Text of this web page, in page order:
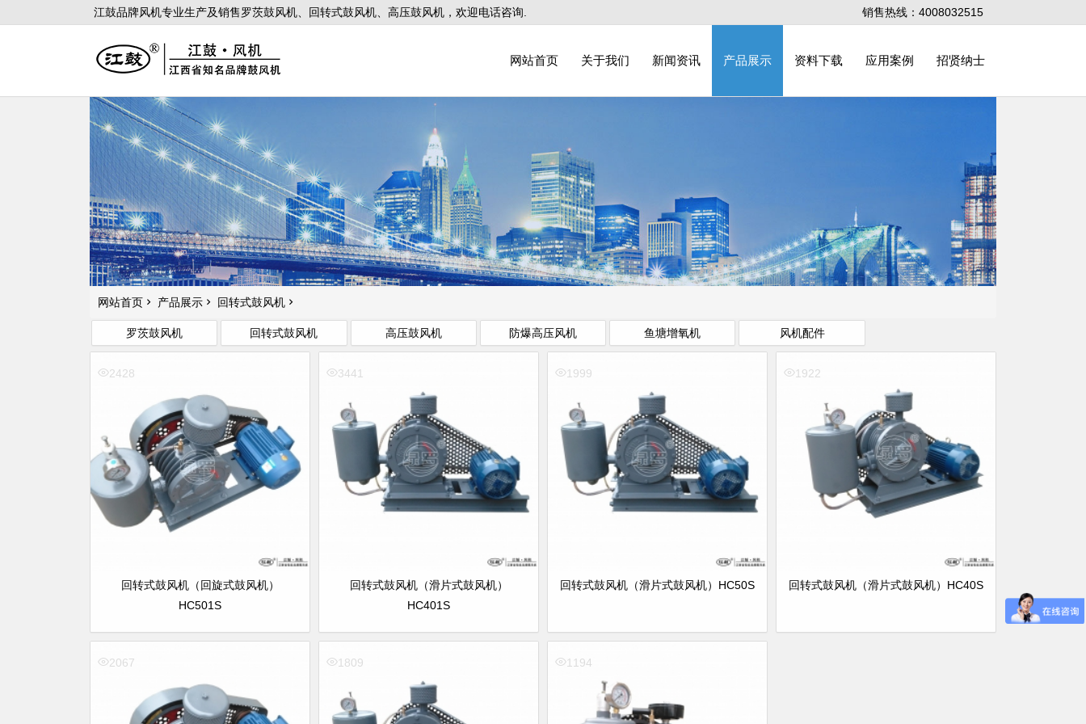
江鼓品牌风机专业生产及销售罗茨鼓风机、回转式鼓风机、高压鼓风机，欢迎电话咨询. 销售热线：4008032515
网站首页 关于我们 新闻资讯 产品展示 资料下载 应用案例 招贤纳士
网站首页 产品展示 回转式鼓风机
罗茨鼓风机 回转式鼓风机 高压鼓风机 防爆高压风机 鱼塘增氧机 风机配件
回转式鼓风机（回旋式鼓风机）
HC501S
2428
回转式鼓风机（滑片式鼓风机）
HC401S
3441
回转式鼓风机（滑片式鼓风机）HC50S
1999
回转式鼓风机（滑片式鼓风机）HC40S
1922
2067 1809 1194